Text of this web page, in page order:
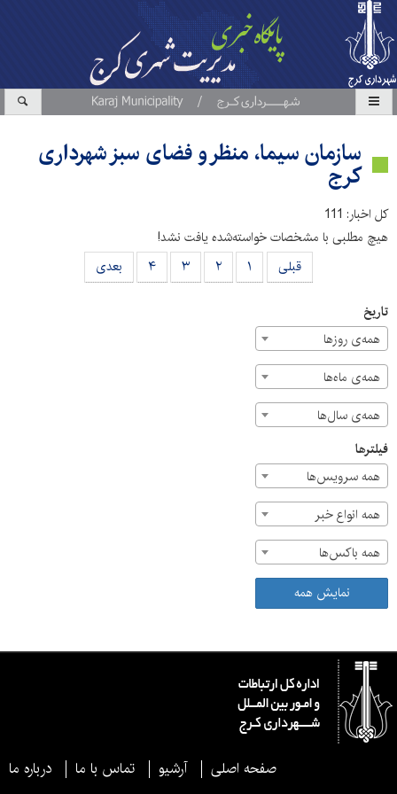
سازمان سیما، منظر و فضای سبز شهرداری
کرج
کل اخبار: 111
هیچ مطلبی با مشخصات خواسته‌شده یافت نشد!
قبلی
۱ ۲ ۳ ۴ بعدی
تاریخ
همه‌ی روزها
همه‌ی ماه‌ها
همه‌ی سال‌ها
فیلترها
همه سرویس‌ها
همه انواع خبر
همه باکس‌ها
نمایش همه
صفحه اصلی آرشیو تماس با ما درباره ما